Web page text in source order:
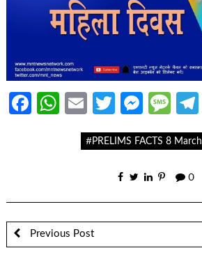
Facebook
WhatsApp
EmailTwitter
#PRELIMS FACTS 8
0
Previous Post